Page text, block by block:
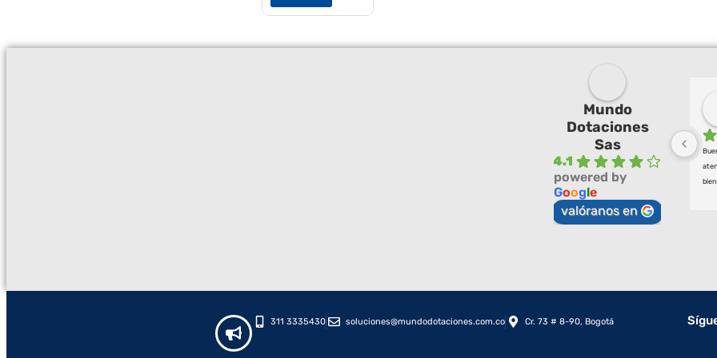
Mundo
Dotaciones
Sas
4.1
powered by
Google
valóranos en
bien
311 3335430 soluciones@mundodotaciones.com.co Cr. 73 # 8-90, Bogotá